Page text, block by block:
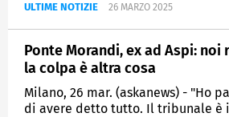
ULTIME NOTIZIE 26 MARZO 2025
Ponte Morandi, ex ad Aspi: noi
la colpa è altra cosa
Milano, 26 mar. (askanews) - "Ho
di avere detto tutto. Il tribunale è